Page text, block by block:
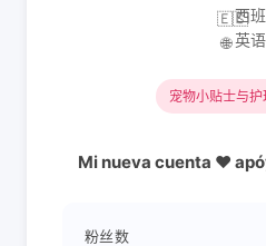
🇪🇸
西
🌐 英语
宠物小贴士与护
Mi nueva cuenta ❤️
粉丝数